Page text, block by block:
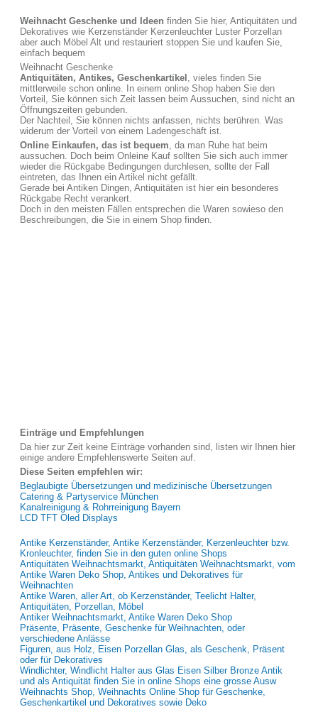
Weihnacht Geschenke und Ideen finden Sie hier, Antiquitäten und
Dekoratives wie Kerzenständer Kerzenleuchter Luster Porzellan
aber auch Möbel Alt und restauriert stoppen Sie und kaufen Sie,
einfach bequem
Weihnacht Geschenke
Antiquitäten, Antikes, Geschenkartikel , vieles finden Sie
mittlerweile schon online. In einem online Shop haben Sie den
Vorteil, Sie können sich Zeit lassen beim Aussuchen, sind nicht an
Öffnungszeiten gebunden.
Der Nachteil, Sie können nichts anfassen, nichts berühren. Was
widerum der Vorteil von einem Ladengeschäft ist.
Online Einkaufen, das ist bequem, da man Ruhe hat beim
aussuchen. Doch beim Onleine Kauf sollten Sie sich auch immer
wieder die Rückgabe Bedingungen durchlesen, sollte der Fall
eintreten, das Ihnen ein Artikel nicht gefällt.
Gerade bei Antiken Dingen, Antiquitäten ist hier ein besonderes
Rückgabe Recht verankert.
Doch in den meisten Fällen entsprechen die Waren sowieso den
Beschreibungen, die Sie in einem Shop finden.
Einträge und Empfehlungen
Da hier zur Zeit keine Einträge vorhanden sind, listen wir Ihnen hier
einige andere Empfehlenswerte Seiten auf.
Diese Seiten empfehlen wir:
Beglaubigte Übersetzungen und medizinische Übersetzungen
Catering & Partyservice München
Kanalreinigung & Rohrreinigung Bayern
LCD TFT Oled Displays
Antike Kerzenständer, Antike Kerzenständer, Kerzenleuchter bzw.
Kronleuchter, finden Sie in den guten online Shops
Antiquitäten Weihnachtsmarkt, Antiquitäten Weihnachtsmarkt, vom
Antike Waren Deko Shop, Antikes und Dekoratives für
Weihnachten
Antike Waren, aller Art, ob Kerzenständer, Teelicht Halter,
Antiquitäten, Porzellan, Möbel
Antiker Weihnachtsmarkt, Antike Waren Deko Shop
Präsente, Präsente, Geschenke für Weihnachten, oder
verschiedene Anlässe
Figuren, aus Holz, Eisen Porzellan Glas, als Geschenk, Präsent
oder für Dekoratives
Windlichter, Windlicht Halter aus Glas Eisen Silber Bronze Antik
und als Antiquität finden Sie in online Shops eine grosse Ausw
Weihnachts Shop, Weihnachts Online Shop für Geschenke,
Geschenkartikel und Dekoratives sowie Deko